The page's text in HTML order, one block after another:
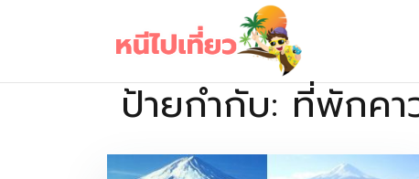
เว็บไซต์รวบรวมที่พัก ที่เที่ยว ที่กิน ไว้ในที่เดียว
ป้ายกำกับ: ที่พักคา